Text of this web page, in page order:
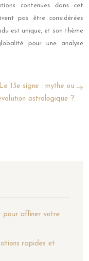
contenues dans cet
pas être considérées
est unique, et son thème
pour une analyse
Le 13e signe : mythe ou
astrologique ?
pour affiner votre
rapides et